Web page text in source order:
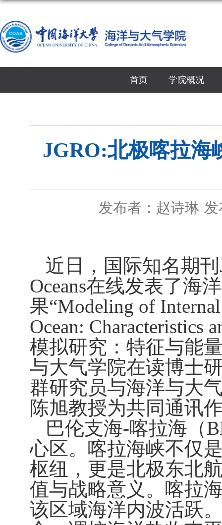
首页 学院概况
JGRO:北极喀拉海
发布者：赵诗琳
近日，国际知名期刊
Oceans在线发表了海
果“Modeling of
Ocean: Characteristics
模拟研究：特征与能
与大气学院在读博士
群研究员与海洋与大
陈旭教授为共同通讯
巴伦支海-喀拉海（
心区。喀拉海峡不仅
枢纽，更是北极东北
值与战略意义。喀拉
该区域海洋内波活跃